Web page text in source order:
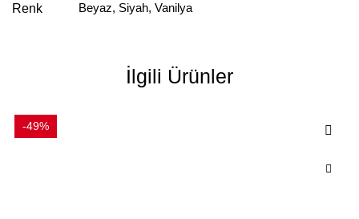
Renk Beyaz, Siyah, Vanilya
İlgili Ürünler
-49%